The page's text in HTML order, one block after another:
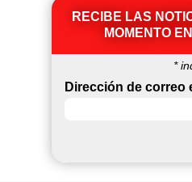
RECIBE LAS
MOMENTO
*
Dirección de correo